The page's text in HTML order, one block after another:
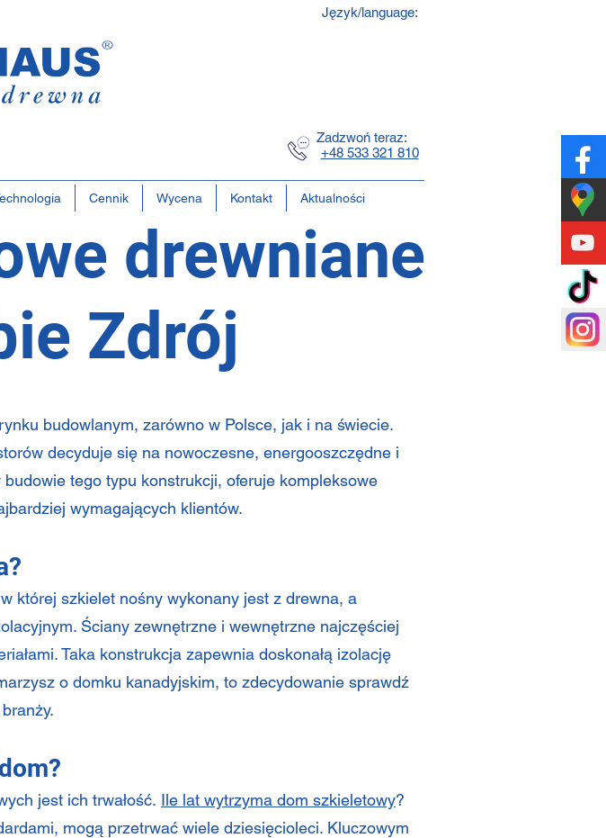
Język/language:
Zadzwoń teraz:
+48 533 321 810
Cennik Wycena Kontakt Aktualności
drewniane
Zdrój
budowlanym, zarówno w Polsce, jak i na świecie.
decyduje się na nowoczesne, energooszczędne i
tego typu konstrukcji, oferuje kompleksowe
wymagających klientów.
której szkielet nośny wykonany jest z drewna, a
Ściany zewnętrzne i wewnętrzne najczęściej
Taka konstrukcja zapewnia doskonałą izolację
o domku kanadyjskim, to zdecydowanie sprawdź
jest ich trwałość. Ile lat wytrzyma dom szkieletowy?
mogą przetrwać wiele dziesięcioleci. Kluczowym